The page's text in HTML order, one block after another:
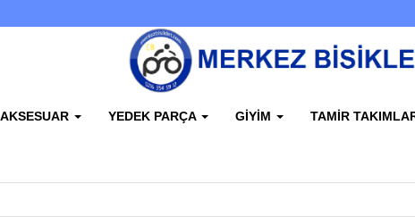
AKSESUAR YEDEK PARÇA GIYIM TAMIR